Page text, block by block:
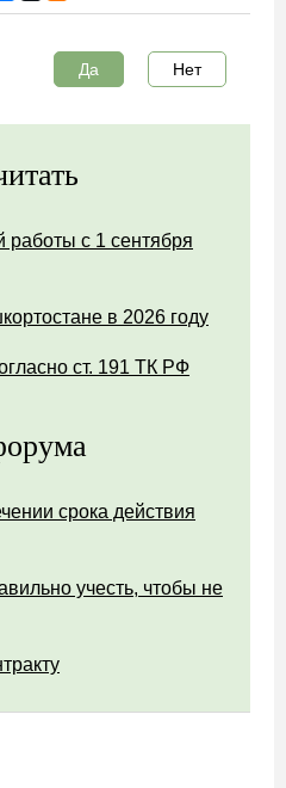
Да Нет
работы с 1 сентября
в 2026 году
ст. 191 ТК РФ
срока действия
учесть, чтобы не